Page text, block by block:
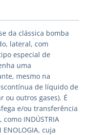
da clássica bomba
lateral, com
especial de
uma
mesmo na
de líquido de
ou outros gases). É
e/ou transferência
INDÚSTRIA
ENOLOGIA, cuja